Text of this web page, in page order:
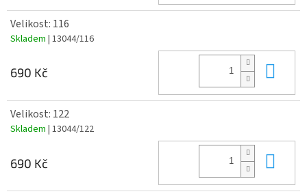
Velikost: 116
Skladem | 13044/116
690 Kč
Velikost: 122
Skladem | 13044/122
690 Kč